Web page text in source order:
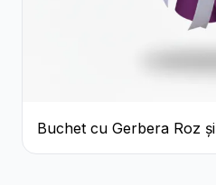
Buchet cu Gerbera Roz și
Crizanteme Verzi